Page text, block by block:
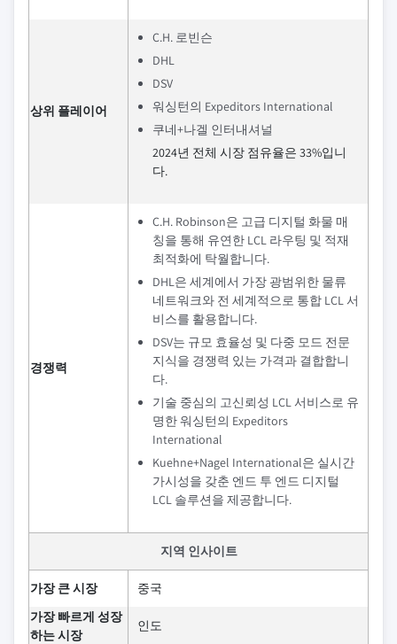
상위 플레이어
C.H. 로빈슨
DHL
DSV
워싱턴의 Expeditors International
쿠네+나겔 인터내셔널
2024년 전체 시장 점유율은 33%입니
다.
경쟁력
C.H. Robinson은 고급 디지털 화물 매
칭을 통해 유연한 LCL 라우팅 및 적재
최적화에 탁월합니다.
DHL은 세계에서 가장 광범위한 물류
네트워크와 전 세계적으로 통합 LCL 서
비스를 활용합니다.
DSV는 규모 효율성 및 다중 모드 전문
지식을 경쟁력 있는 가격과 결합합니
다.
기술 중심의 고신뢰성 LCL 서비스로 유
명한 워싱턴의 Expeditors
International
Kuehne+Nagel International은 실시간
가시성을 갖춘 엔드 투 엔드 디지털
LCL 솔루션을 제공합니다.
지역 인사이트
가장 큰 시장
중국
가장 빠르게 성장
하는 시장
인도